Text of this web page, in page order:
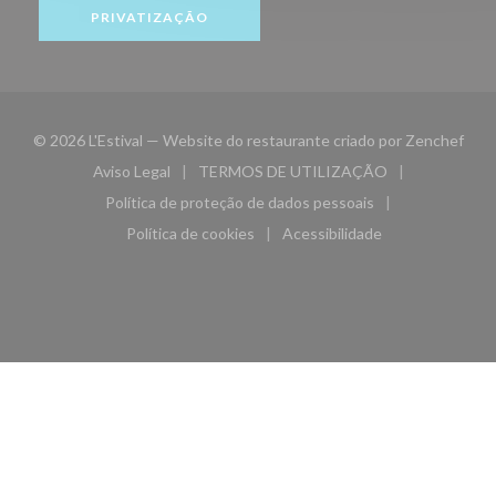
PRIVATIZAÇÃO
© 2026 L'Estival — Website do restaurante criado por Zenchef
Aviso Legal
((abre numa nova janela))
TERMOS DE UTILIZAÇÃO
((abre numa nova janela))
Política de proteção de dados pessoais
((abre numa nova janela))
Política de cookies
((abre numa nova janela))
Acessibilidade